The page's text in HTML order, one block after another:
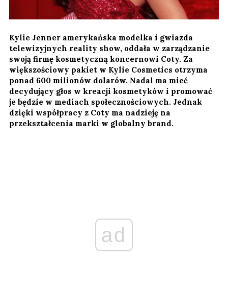
Kylie Jenner amerykańska modelka i gwiazda
telewizyjnych reality show, oddała w zarządzanie
swoją firmę kosmetyczną koncernowi Coty. Za
większościowy pakiet w Kylie Cosmetics otrzyma
ponad 600 milionów dolarów. Nadal ma mieć
decydujący głos w kreacji kosmetyków i promować
je będzie w mediach społecznościowych. Jednak
dzięki współpracy z Coty ma nadzieję na
przekształcenia marki w globalny brand.
ad